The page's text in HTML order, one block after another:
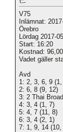
V75
Inlämnat:
Örebro
Lördag 2017-
Start: 16:20
Kostnad:
Vadet gäller
Avd
1: 2, 3, 6, 9 (1,
2: 6, 8 (9, 12)
3: 2 Thai
4: 3, 4 (1, 7)
5: 4, 7 (11, 8)
6: 3, 4 (2, 1)
7: 1, 9, 14 (10,